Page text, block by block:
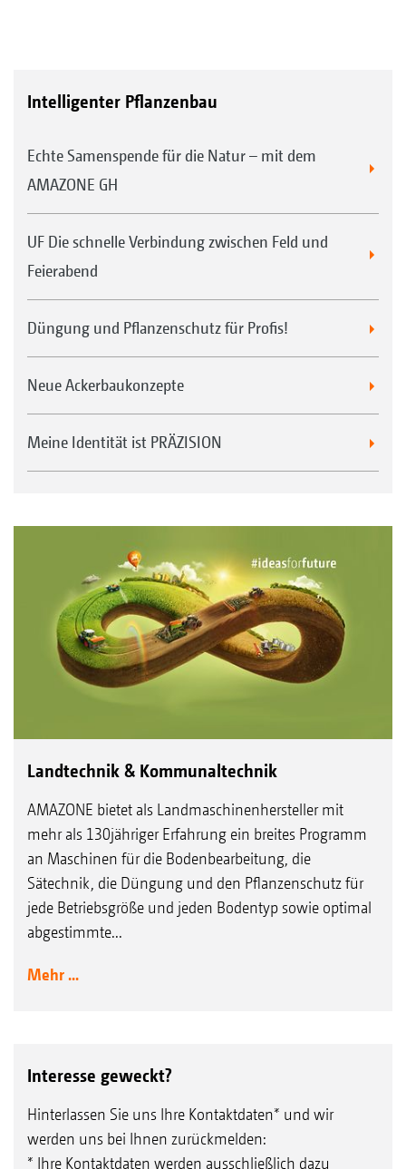
Intelligenter Pflanzenbau
Echte Samenspende für die Natur – mit dem
AMAZONE GH
UF Die schnelle Verbindung zwischen Feld und
Feierabend
Düngung und Pflanzenschutz für Profis!
Neue Ackerbaukonzepte
Meine Identität ist PRÄZISION
Landtechnik & Kommunaltechnik
AMAZONE bietet als Landmaschinenhersteller mit
mehr als 130jähriger Erfahrung ein breites Programm
an Maschinen für die Bodenbearbeitung, die
Sätechnik, die Düngung und den Pflanzenschutz für
jede Betriebsgröße und jeden Bodentyp sowie optimal
abgestimmte...
Mehr ...
Interesse geweckt?
Hinterlassen Sie uns Ihre Kontaktdaten* und wir
werden uns bei Ihnen zurückmelden:
* Ihre Kontaktdaten werden ausschließlich dazu